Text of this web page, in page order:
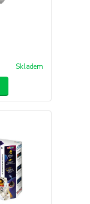
Skladem